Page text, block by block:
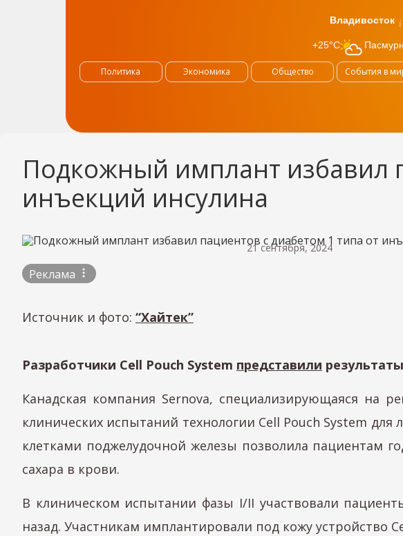
Владивосток
+25°C
Политика Экономика Общество События в
Подкожный имплант избавил
инъекций инсулина
21 сентября, 2024
Реклама
Источник и фото: “Хайтек”
Разработчики Cell Pouch System представили
Канадская компания Sernova, специализирующаяся на
клинических испытаний технологии Cell Pouch System
клетками поджелудочной железы позволила пациентам
сахара в крови.
В клиническом испытании фазы I/II участвовали
назад. Участникам имплантировали под кожу